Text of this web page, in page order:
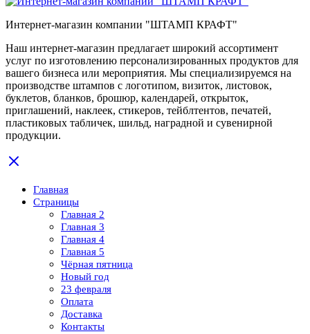
Интернет-магазин компании "ШТАМП КРАФТ"
Наш интернет-магазин предлагает широкий ассортимент
услуг по изготовлению персонализированных продуктов для
вашего бизнеса или мероприятия. Мы специализируемся на
производстве штампов с логотипом, визиток, листовок,
буклетов, бланков, брошюр, календарей, открыток,
приглашений, наклеек, стикеров, тейблтентов, печатей,
пластиковых табличек, шильд, наградной и сувенирной
продукции.
Главная
Страницы
Главная 2
Главная 3
Главная 4
Главная 5
Чёрная пятница
Новый год
23 февраля
Оплата
Доставка
Контакты